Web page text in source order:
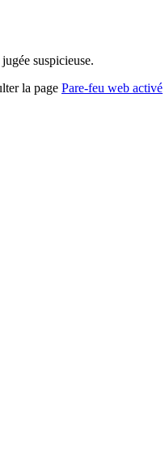
suspicieuse.
la page Pare-feu web activé